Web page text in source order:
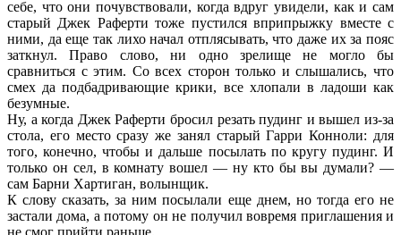
себе, что они почувствовали, когда вдруг увидели, как и сам
старый Джек Раферти тоже пустился вприпрыжку вместе с
ними, да еще так лихо начал отплясывать, что даже их за пояс
заткнул. Право слово, ни одно зрелище не могло бы
сравниться с этим. Со всех сторон только и слышались, что
смех да подбадривающие крики, все хлопали в ладоши как
безумные.
Ну, а когда Джек Раферти бросил резать пудинг и вышел из-за
стола, его место сразу же занял старый Гарри Конноли: для
того, конечно, чтобы и дальше посылать по кругу пудинг. И
только он сел, в комнату вошел — ну кто бы вы думали? —
сам Барни Хартиган, волынщик.
К слову сказать, за ним посылали еще днем, но тогда его не
застали дома, а потому он не получил вовремя приглашения и
не смог прийти раньше.